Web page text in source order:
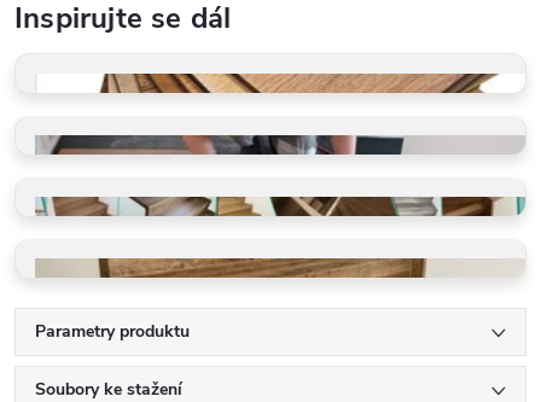
Inspirujte se dál
Dotkněte se kvality
Rychle a precizně
Schody, podlahy, detaily
Parametry produktu
Soubory ke stažení